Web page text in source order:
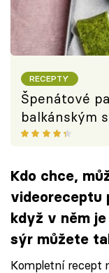
RECEPTY
Špenátové
balkánským
Kdo chce,
videoreceptu
když v něm
sýr můžete
Kompletní recept